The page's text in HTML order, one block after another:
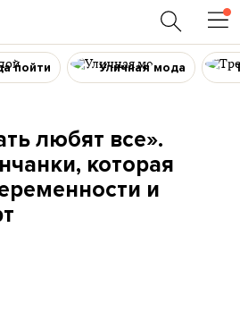
пойти Уличная мода
любят все».
которая
и